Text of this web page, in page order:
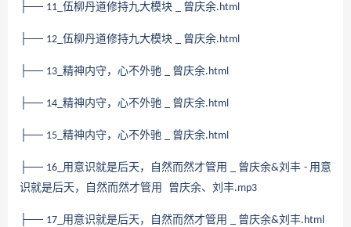
├── 11_ 伍柳丹道修持九大模块 曾庆余.html
├── 12_ 伍柳丹道修持九大模块 曾庆余.html
├── 13_ 精神内守，心不外驰 曾庆余.html
├── 14_ 精神内守，心不外驰 曾庆余.html
├── 15_ 精神内守，心不外驰 曾庆余.html
├── 16_ 用意识就是后天，自然而然才管用 曾庆余&刘丰 - 用意
识就是后天，自然而然才管用 曾庆余、刘丰.mp3
├── 17_ 用意识就是后天，自然而然才管用 曾庆余&刘丰.html